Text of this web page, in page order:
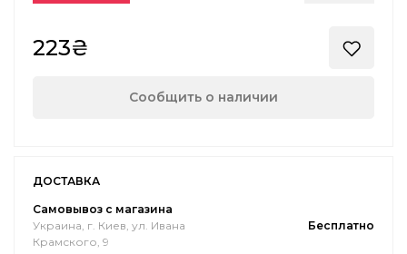
223₴
Сообщить о наличии
ДОСТАВКА
Самовывоз с магазина
Украина, г. Киев, ул. Ивана
Крамского, 9
Бесплатно